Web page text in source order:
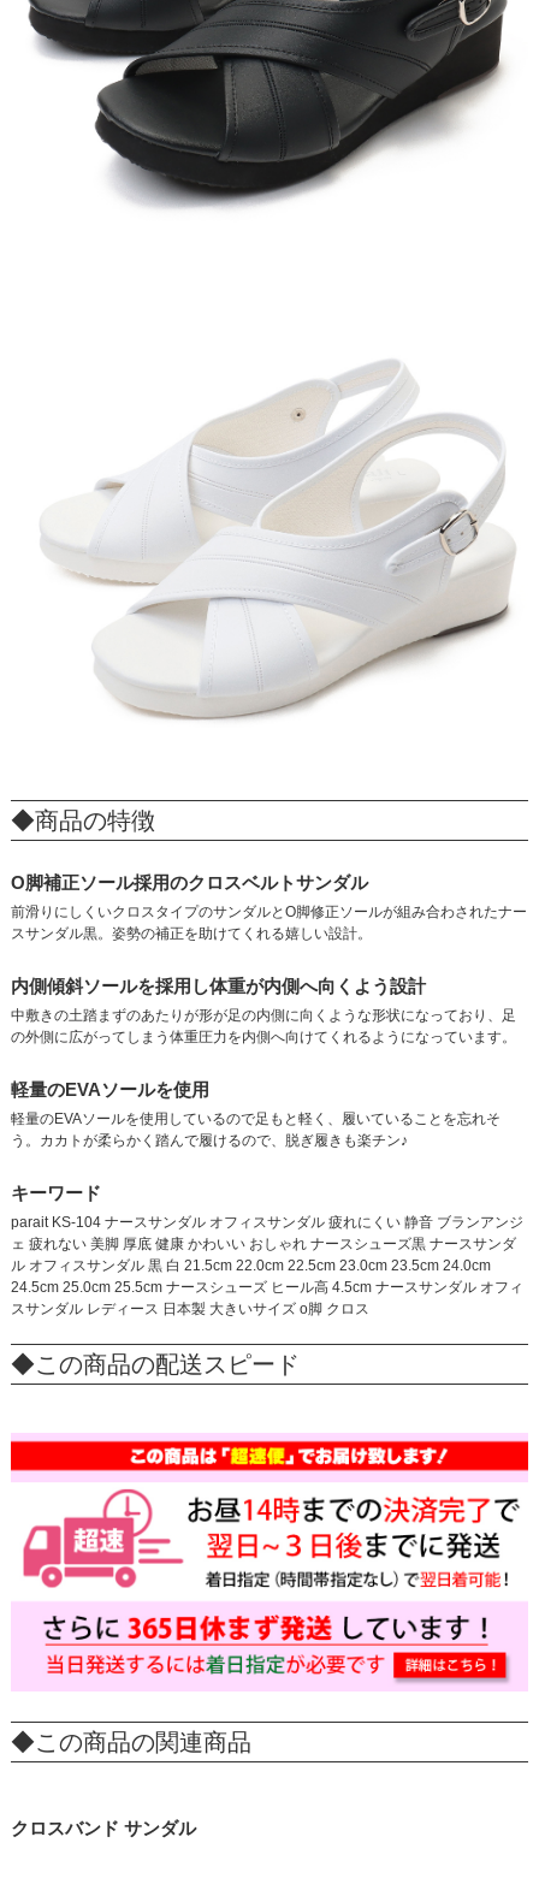
◆商品の特徴
O脚補正ソール採用のクロスベルトサンダル
前滑りにしくいクロスタイプのサンダルとO脚修正ソールが組み合わされたナー
スサンダル黒。姿勢の補正を助けてくれる嬉しい設計。
内側傾斜ソールを採用し体重が内側へ向くよう設計
中敷きの土踏まずのあたりが形が足の内側に向くような形状になっており、足
の外側に広がってしまう体重圧力を内側へ向けてくれるようになっています。
軽量のEVAソールを使用
軽量のEVAソールを使用しているので足もと軽く、履いていることを忘れそ
う。カカトが柔らかく踏んで履けるので、脱ぎ履きも楽チン♪
キーワード
parait KS-104 ナースサンダル オフィスサンダル 疲れにくい 静音 ブランアンジ
ェ 疲れない 美脚 厚底 健康 かわいい おしゃれ ナースシューズ黒 ナースサンダ
ル オフィスサンダル 黒 白 21.5cm 22.0cm 22.5cm 23.0cm 23.5cm 24.0cm
24.5cm 25.0cm 25.5cm ナースシューズ ヒール高 4.5cm ナースサンダル オフィ
スサンダル レディース 日本製 大きいサイズ o脚 クロス
◆この商品の配送スピード
◆この商品の関連商品
クロスバンド サンダル